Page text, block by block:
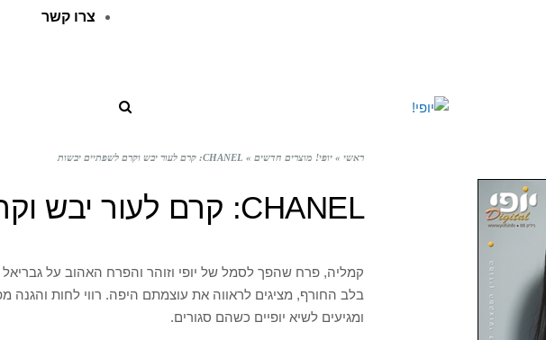
צרו קשר
ראשי » יופי! מוצרים חדשים » CHANEL: קרם לעור יבש וקרם לשפתיים יבשות
CHANEL: קרם לעור יבש וקרם לשפתיים יבשות
קמליה, פרח שהפך לסמל של יופי וזוהר והפרח האהוב על
בלב החורף, מציגים לראווה את עוצמתם היפה. רווי לחות והגנה
ומגיעים לשיא יופיים כשהם סגורים.